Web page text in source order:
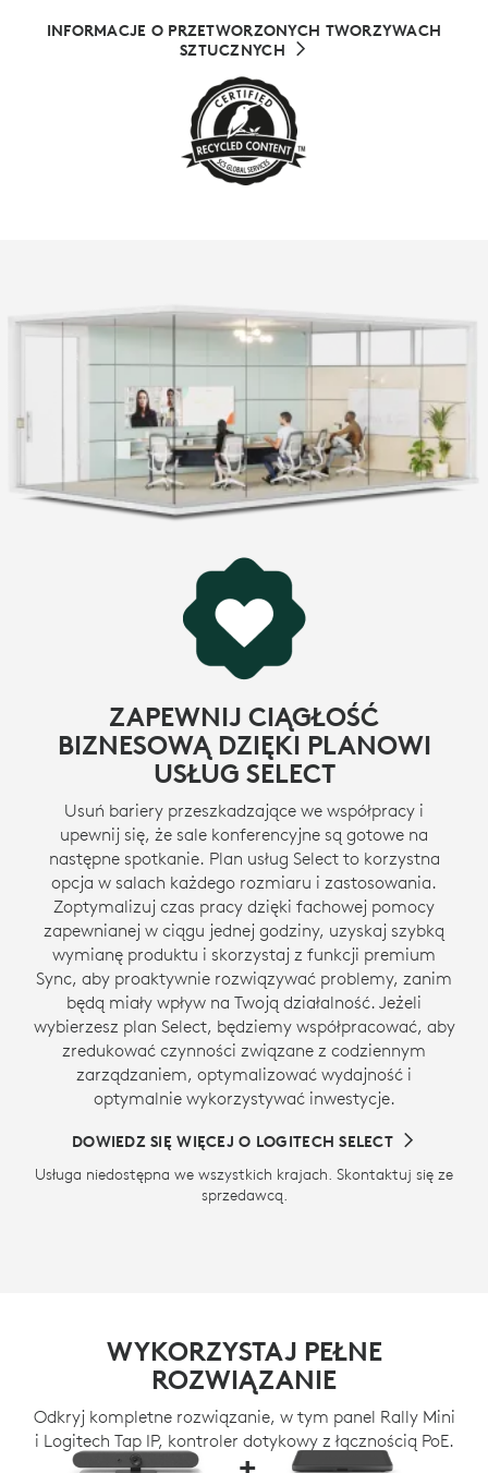
INFORMACJE O PRZETWORZONYCH TWORZYWACH
SZTUCZNYCH
ZAPEWNIJ CIĄGŁOŚĆ
BIZNESOWĄ DZIĘKI PLANOWI
USŁUG SELECT
Usuń bariery przeszkadzające we współpracy i
upewnij się, że sale konferencyjne są gotowe na
następne spotkanie. Plan usług Select to korzystna
opcja w salach każdego rozmiaru i zastosowania.
Zoptymalizuj czas pracy dzięki fachowej pomocy
zapewnianej w ciągu jednej godziny, uzyskaj szybką
wymianę produktu i skorzystaj z funkcji premium
Sync, aby proaktywnie rozwiązywać problemy, zanim
będą miały wpływ na Twoją działalność. Jeżeli
wybierzesz plan Select, będziemy współpracować, aby
zredukować czynności związane z codziennym
zarządzaniem, optymalizować wydajność i
optymalnie wykorzystywać inwestycje.
DOWIEDZ SIĘ WIĘCEJ O LOGITECH SELECT
Usługa niedostępna we wszystkich krajach. Skontaktuj się ze
sprzedawcą.
WYKORZYSTAJ PEŁNE
ROZWIĄZANIE
Odkryj kompletne rozwiązanie, w tym panel Rally Mini
i Logitech Tap IP, kontroler dotykowy z łącznością PoE.